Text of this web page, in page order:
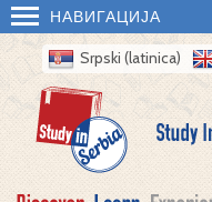
НАВИГАЦИЈА
Srpski (latinica)